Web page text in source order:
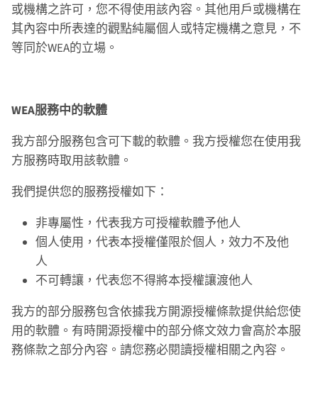
或機構之許可，您不得使用該內容。其他用戶或機構在
其內容中所表達的觀點純屬個人或特定機構之意見，不
等同於WEA的立場。
WEA服務中的軟體
我方部分服務包含可下載的軟體。我方授權您在使用我
方服務時取用該軟體。
我們提供您的服務授權如下：
非專屬性，代表我方可授權軟體予他人
個人使用，代表本授權僅限於個人，效力不及他
人
不可轉讓，代表您不得將本授權讓渡他人
我方的部分服務包含依據我方開源授權條款提供給您使
用的軟體。有時開源授權中的部分條文效力會高於本服
務條款之部分內容。請您務必閱讀授權相關之內容。